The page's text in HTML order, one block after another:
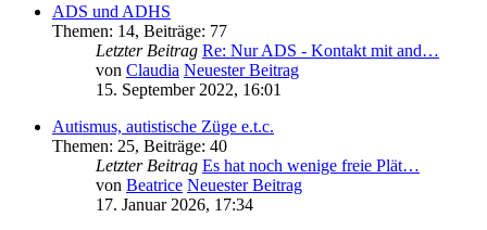
ADS und ADHS
Themen: 14, Beiträge: 77
Letzter Beitrag Re: Nur ADS - Kontakt mit and…
von Claudia Neuester Beitrag
15. September 2022, 16:01
Autismus, autistische Züge e.t.c.
Themen: 25, Beiträge: 40
Letzter Beitrag Es hat noch wenige freie Plät…
von Beatrice Neuester Beitrag
17. Januar 2026, 17:34